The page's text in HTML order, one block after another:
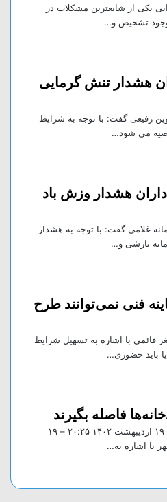
یکی از شایعترین مشکلات در
تشخیص و…
هشدار تنش گرمایی
رفیعی گفت: با توجه به شرایط
می شود…
هشدار وزش باد
غلامی گفت: با توجه به هشدار
بارشی و…
فنی نمی‌توانند طرح
قائمی با اشاره به تسهیل شرایط
باید حضوری…
فاصله بگیرند
به گزارش کاوک نیوز ۲۰:۲۵ – ۱۹ ارديبهشت ۱۴۰۲ ۲۰:۲۵ – ۱۹